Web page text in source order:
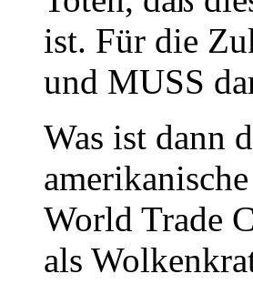
ist. Für die
und MUSS
Was ist dann
World Trade
als